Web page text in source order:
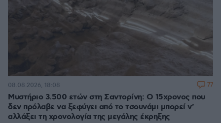
Μυστήριο 3.500 ετών στη Σαντορίνη: Ο 15χρονος που
δεν πρόλαβε να ξεφύγει από το τσουνάμι μπορεί ν'
αλλάξει τη χρονολογία της μεγάλης έκρηξης
08.08.2026, 18:08 77